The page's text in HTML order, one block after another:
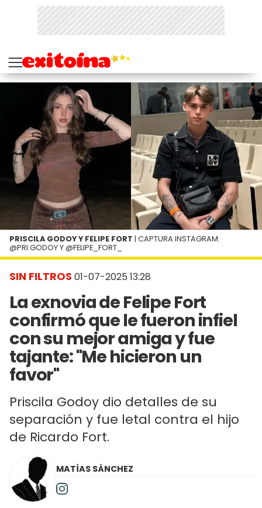
SIN FILTROS 01-07-2025 13:28
La exnovia de Felipe Fort
confirmó que le fueron infiel
con su mejor amiga y fue
tajante: "Me hicieron un
favor"
Priscila Godoy dio detalles de su
separación y fue letal contra el hijo
de Ricardo Fort.
PRISCILA GODOY Y FELIPE FORT | CAPTURA INSTAGRAM:
@PRI.GODOY Y @FELIPE_FORT_
MATÍAS SÁNCHEZ